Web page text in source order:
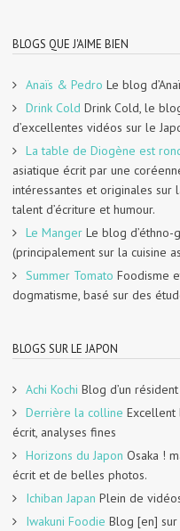
BLOGS QUE J'AIME BIEN
Anaïs & Pedro Le blog
Drink Cold Drink Cold, le
d’excellentes vidéos sur le
La table de Diogène est
asiatique écrit par une
intéressantes et originales sur
talent d’écriture et humour.
Le Manger Le blog d’éthno-
(principalement sur la cuisine
Summer Tomato Foodisme
dogmatisme, basé sur des
BLOGS SUR LE JAPON
Achi Kochi Blog d’un
Derrière la colline Excellent
écrit, analyses fines
Horizons du Japon Osaka !
écrit et de belles photos.
Ichiban Japan Plein de
Iwakuni Foodie Blog [en]